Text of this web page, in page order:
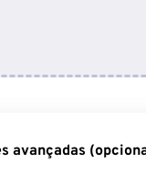
avançadas